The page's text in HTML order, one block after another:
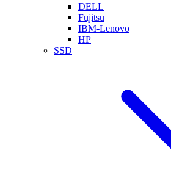
DELL
Fujitsu
IBM-Lenovo
HP
SSD